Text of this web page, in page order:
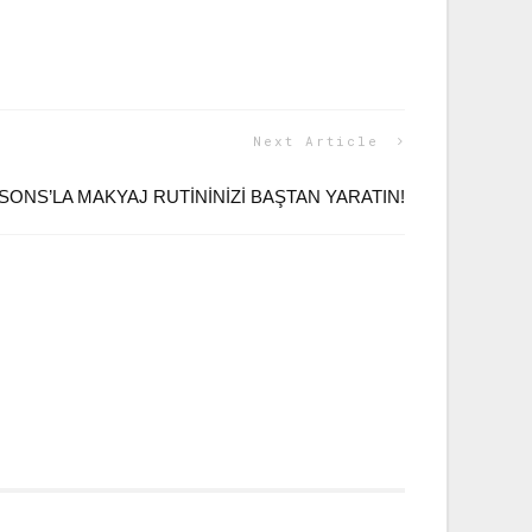
Next Article
MAKYAJ RUTININIZI BAŞTAN YARATIN!